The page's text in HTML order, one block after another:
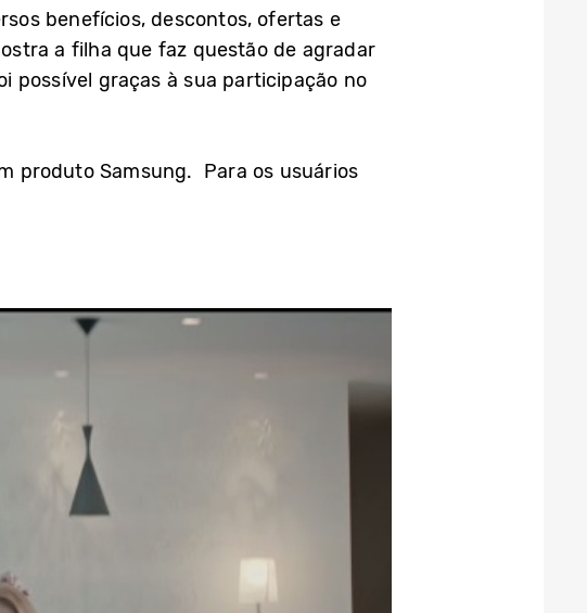
benefícios, descontos, ofertas e
a filha que faz questão de agradar
possível graças à sua participação no
produto Samsung. Para os usuários